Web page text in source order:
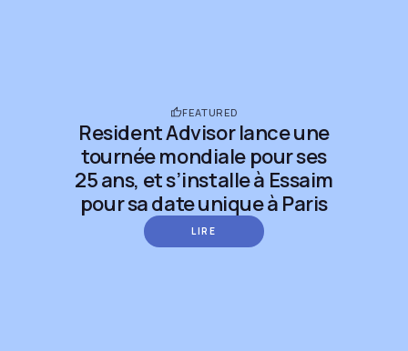
FEATURED
Resident Advisor lance une
tournée mondiale pour ses
25 ans, et s’installe à Essaim
pour sa date unique à Paris
LIRE